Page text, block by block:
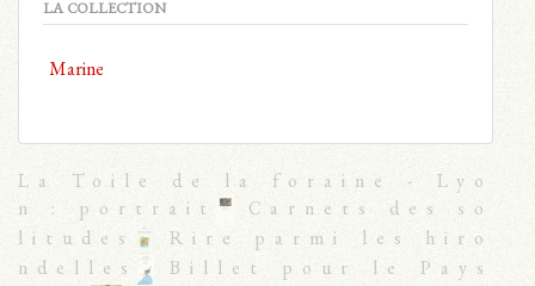
LA COLLECTION
Marine
La Toile de la foraine - Lyo
n : portrait
Carnets des so
litudes
Rire parmi les hiro
ndelles
Billet pour le Pays